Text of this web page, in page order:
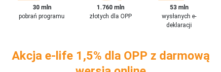
30 mln
pobrań programu
1.760 mln
złotych dla OPP
53 mln
wysłanych e-
deklaracji
Akcja e-life 1,5% dla OPP z darmową